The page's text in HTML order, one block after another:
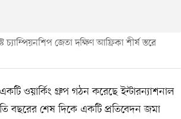
চ্যাম্পিয়নশিপ জেতা দক্ষিণ আফ্রিকা শীর্ষ স্তরে
ওয়ার্কিং গ্রুপ গঠন করেছে ইন্টারন্যাশনাল
বছরের শেষ দিকে একটি প্রতিবেদন জমা